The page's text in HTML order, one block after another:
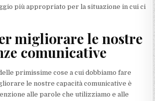
più appropriato per la situazione in cui ci
migliorare le nostre
comunicative
primissime cose a cui dobbiamo fare
le nostre capacità comunicative è
alle parole che utilizziamo e alle